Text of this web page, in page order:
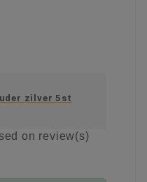
zilver 5st
on review(s)